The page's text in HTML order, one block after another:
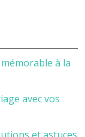
à la
avec vos
et astuces